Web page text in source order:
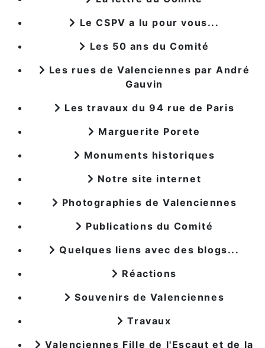
Le CSPV a lu pour vous...
Les 50 ans du Comité
Les rues de Valenciennes par André
Gauvin
Les travaux du 94 rue de Paris
Marguerite Porete
Monuments historiques
Notre site internet
Photographies de Valenciennes
Publications du Comité
Quelques liens avec des blogs...
Réactions
Souvenirs de Valenciennes
Travaux
Valenciennes Fille de l'Escaut et de la